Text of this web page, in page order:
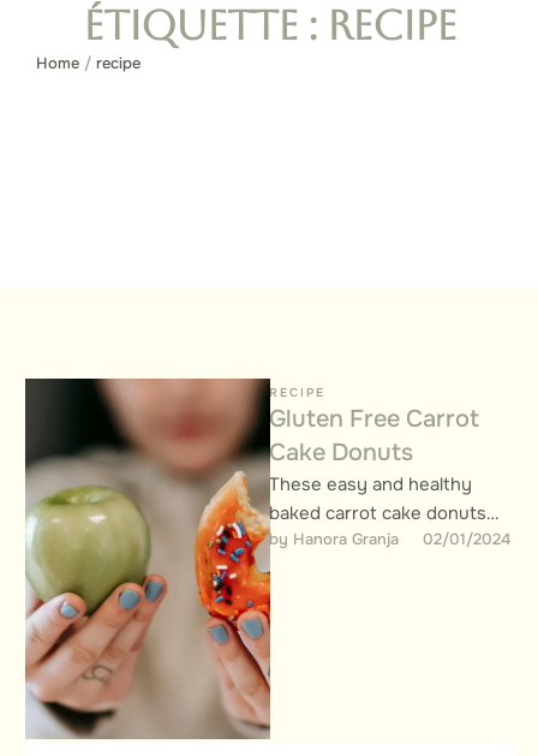
Étiquette : recipe
Home / recipe
RECIPE
Gluten Free Carrot
Cake Donuts
These easy and healthy
baked carrot cake donuts
are topped with a quick
cream cheese frosting! This
recipe …
by Hanora Granja 02/01/2024